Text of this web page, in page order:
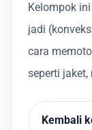
Kelompok
jadi
cara
seperti jaket,
Kembali